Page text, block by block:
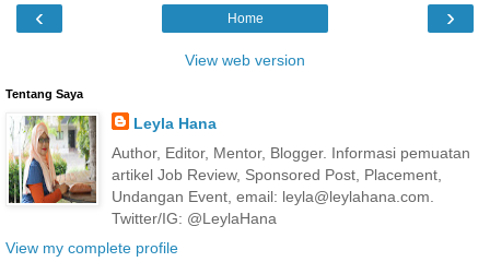
‹ ›
Home
View web version
Tentang Saya
Leyla Hana
Author, Editor, Mentor, Blogger. Informasi pemuatan
artikel Job Review, Sponsored Post, Placement,
Undangan Event, email: leyla@leylahana.com.
Twitter/IG: @LeylaHana
View my complete profile